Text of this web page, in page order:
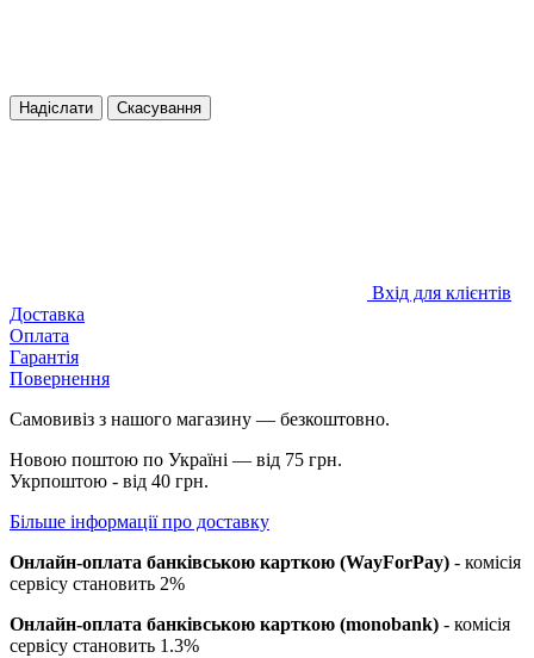
Надіслати Скасування
Вхід для клієнтів
Доставка
Оплата
Гарантія
Повернення
Самовивіз з нашого магазину — безкоштовно.
Новою поштою по Україні — від 75 грн.
Укрпоштою - від 40 грн.
Більше інформації про доставку
Онлайн-оплата банківською карткою (WayForPay) - комісія
сервісу становить 2%
Онлайн-оплата банківською карткою (monobank) - комісія
сервісу становить 1.3%